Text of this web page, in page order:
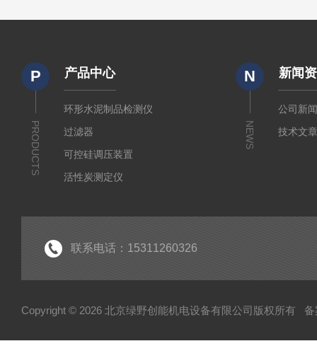
P
PRODUCTS
产品中心
环形水泥制品检测仪
过滤器
可控硅调压装置
活性炭测定仪
N
NEWS
新闻
公司新
技术文
联系电话：15311260326
Copyright © 2026 北京绿野创能机电设备有限公司版权所有 备